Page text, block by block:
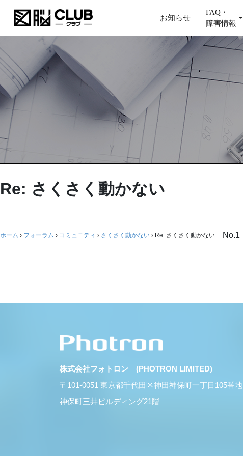
お知らせ
FAQ・
障害情報
Re: さくさく動かない
ホーム › フォーラム › コミュニティ › さくさく動かない › Re: さくさく動かない No.1
株式会社フォトロン (PHOTRON LIMITED)
〒101-0051 東京都千代田区神田神保町一丁目105番地
神保町三井ビルディング21階